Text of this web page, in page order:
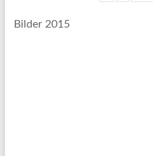
Bilder 2015